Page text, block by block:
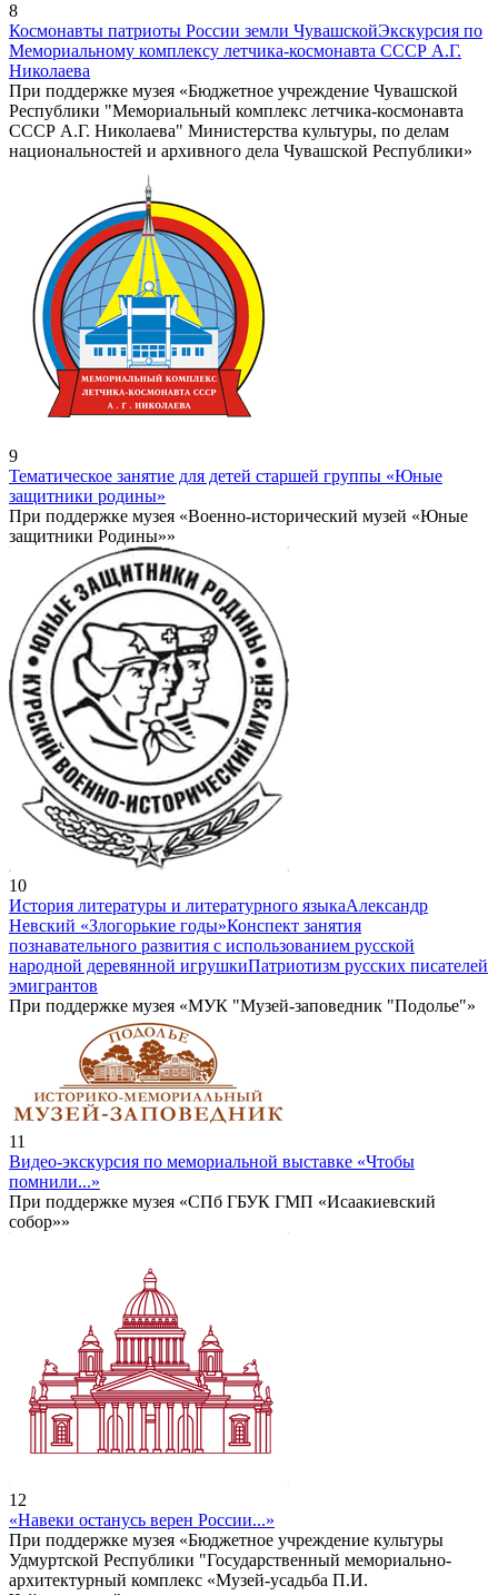
8
Космонавты патриоты России земли ЧувашскойЭкскурсия по
Мемориальному комплексу летчика-космонавта СССР А.Г.
Николаева
При поддержке музея «Бюджетное учреждение Чувашской
Республики "Мемориальный комплекс летчика-космонавта
СССР А.Г. Николаева" Министерства культуры, по делам
национальностей и архивного дела Чувашской Республики»
9
Тематическое занятие для детей старшей группы «Юные
защитники родины»
При поддержке музея «Военно-исторический музей «Юные
защитники Родины»»
10
История литературы и литературного языкаАлександр
Невский «Злогорькие годы»Конспект занятия
познавательного развития с использованием русской
народной деревянной игрушкиПатриотизм русских писателей
эмигрантов
При поддержке музея «МУК "Музей-заповедник "Подолье"»
11
Видео-экскурсия по мемориальной выставке «Чтобы
помнили...»
При поддержке музея «СПб ГБУК ГМП «Исаакиевский
собор»»
12
«Навеки останусь верен России...»
При поддержке музея «Бюджетное учреждение культуры
Удмуртской Республики "Государственный мемориально-
архитектурный комплекс «Музей-усадьба П.И.